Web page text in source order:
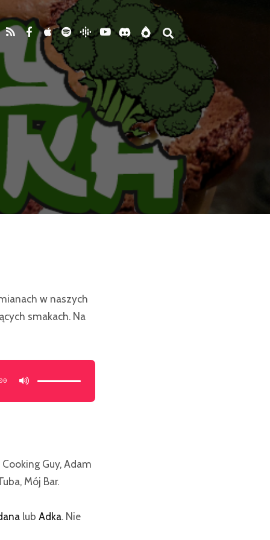
w naszych
smakach. Na
góry/do
zwiększyć
Guy, Adam
Mój Bar.
lub Adka. Nie